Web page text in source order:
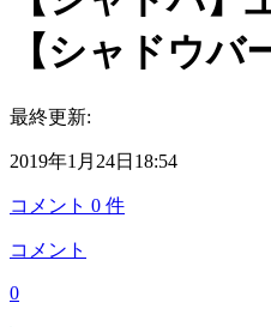
【シャドウバ
最終更新:
2019年1月24日18:54
コメント 0 件
コメント
0